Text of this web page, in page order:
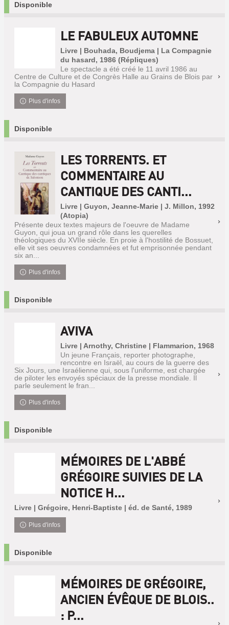
Disponible
LE FABULEUX AUTOMNE
Livre | Bouhada, Boudjema | La Compagnie
du hasard, 1986 (Répliques)
Le spectacle a été créé le 11 avril 1986 au
Centre de Culture et de Congrès Halle au Grains de Blois par
la Compagnie du Hasard
Plus d'infos
Disponible
LES TORRENTS. ET
COMMENTAIRE AU
CANTIQUE DES CANTI...
Livre | Guyon, Jeanne-Marie | J. Millon, 1992
(Atopia)
Présente deux textes majeurs de l'oeuvre de Madame
Guyon, qui joua un grand rôle dans les querelles
théologiques du XVIIe siècle. En proie à l'hostilité de Bossuet,
elle vit ses oeuvres condamnées et fut emprisonnée pendant
six an...
Plus d'infos
Disponible
AVIVA
Livre | Arnothy, Christine | Flammarion, 1968
Un jeune Français, reporter photographe,
rencontre en Israël, au cours de la guerre des
Six Jours, une Israélienne qui, sous l'uniforme, est chargée
de piloter les envoyés spéciaux de la presse mondiale. Il
parle seulement le fran...
Plus d'infos
Disponible
MÉMOIRES DE L'ABBÉ
GRÉGOIRE SUIVIES DE LA
NOTICE H...
Livre | Grégoire, Henri-Baptiste | éd. de Santé, 1989
Plus d'infos
Disponible
MÉMOIRES DE GRÉGOIRE,
ANCIEN ÉVÊQUE DE BLOIS..
: P...